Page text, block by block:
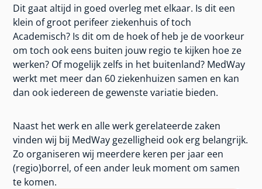
Dit gaat altijd in goed overleg met elkaar. Is dit een
klein of groot perifeer ziekenhuis of toch
Academisch? Is dit om de hoek of heb je de voorkeur
om toch ook eens buiten jouw regio te kijken hoe ze
werken? Of mogelijk zelfs in het buitenland? MedWay
werkt met meer dan 60 ziekenhuizen samen en kan
dan ook iedereen de gewenste variatie bieden.
Naast het werk en alle werk gerelateerde zaken
vinden wij bij MedWay gezelligheid ook erg belangrijk.
Zo organiseren wij meerdere keren per jaar een
(regio)borrel, of een ander leuk moment om samen
te komen.